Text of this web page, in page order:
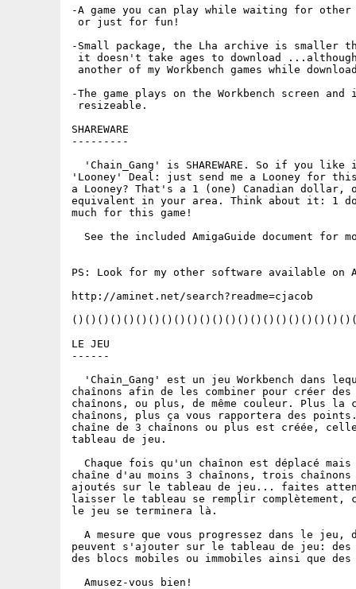
-A game you can play while waiting for
or just for fun!
-Small package, the Lha archive is smaller
it doesn't take ages to download
another of my Workbench games while
-The game plays on the Workbench screen
resizeable.
SHAREWARE
---------
'Chain_Gang' is SHAREWARE. So if you like
'Looney' Deal: just send me a Looney for this
a Looney? That's a 1 (one) Canadian dollar,
equivalent in your area. Think about it: 1
much for this game!
See the included AmigaGuide document for
PS: Look for my other software available on
http://aminet.net/search?readme=cjacob
LE JEU
------
'Chain_Gang' est un jeu Workbench dans
chaînons afin de les combiner pour créer des
chaînons, ou plus, de même couleur. Plus la
chaînons, plus ça vous rapportera des
chaîne de 3 chaînons ou plus est créée,
tableau de jeu.
Chaque fois qu'un chaînon est déplacé mais
chaîne d'au moins 3 chaînons, trois chaînons
ajoutés sur le tableau de jeu... faites
laisser le tableau se remplir
le jeu se terminera là.
A mesure que vous progressez dans le jeu,
peuvent s'ajouter sur le tableau de jeu: des
des blocs mobiles ou immobiles ainsi que des
  Amusez-vous bien!